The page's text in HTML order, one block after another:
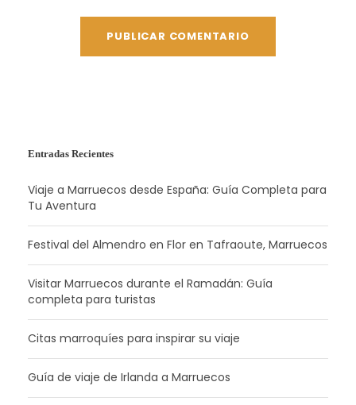
Entradas Recientes
Viaje a Marruecos desde España: Guía Completa para
Tu Aventura
Festival del Almendro en Flor en Tafraoute, Marruecos
Visitar Marruecos durante el Ramadán: Guía
completa para turistas
Citas marroquíes para inspirar su viaje
Guía de viaje de Irlanda a Marruecos